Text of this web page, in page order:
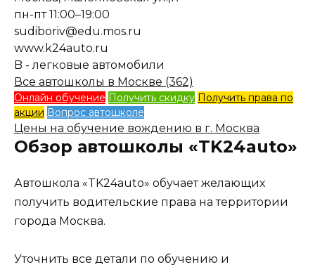
пн-пт 11:00–19:00
sudiboriv@edu.mos.ru
www.k24auto.ru
B - легковые автомобили
Все автошколы в Москве (362)
Онлайн обучение Получить скидку Получить права по
акции Вопрос автошколе
Цены на обучение вождению в г. Москва
Обзор автошколы «TK24auto»
Автошкола «TK24auto» обучает желающих
получить водительские права на территории
города Москва.
Уточнить все детали по обучению и